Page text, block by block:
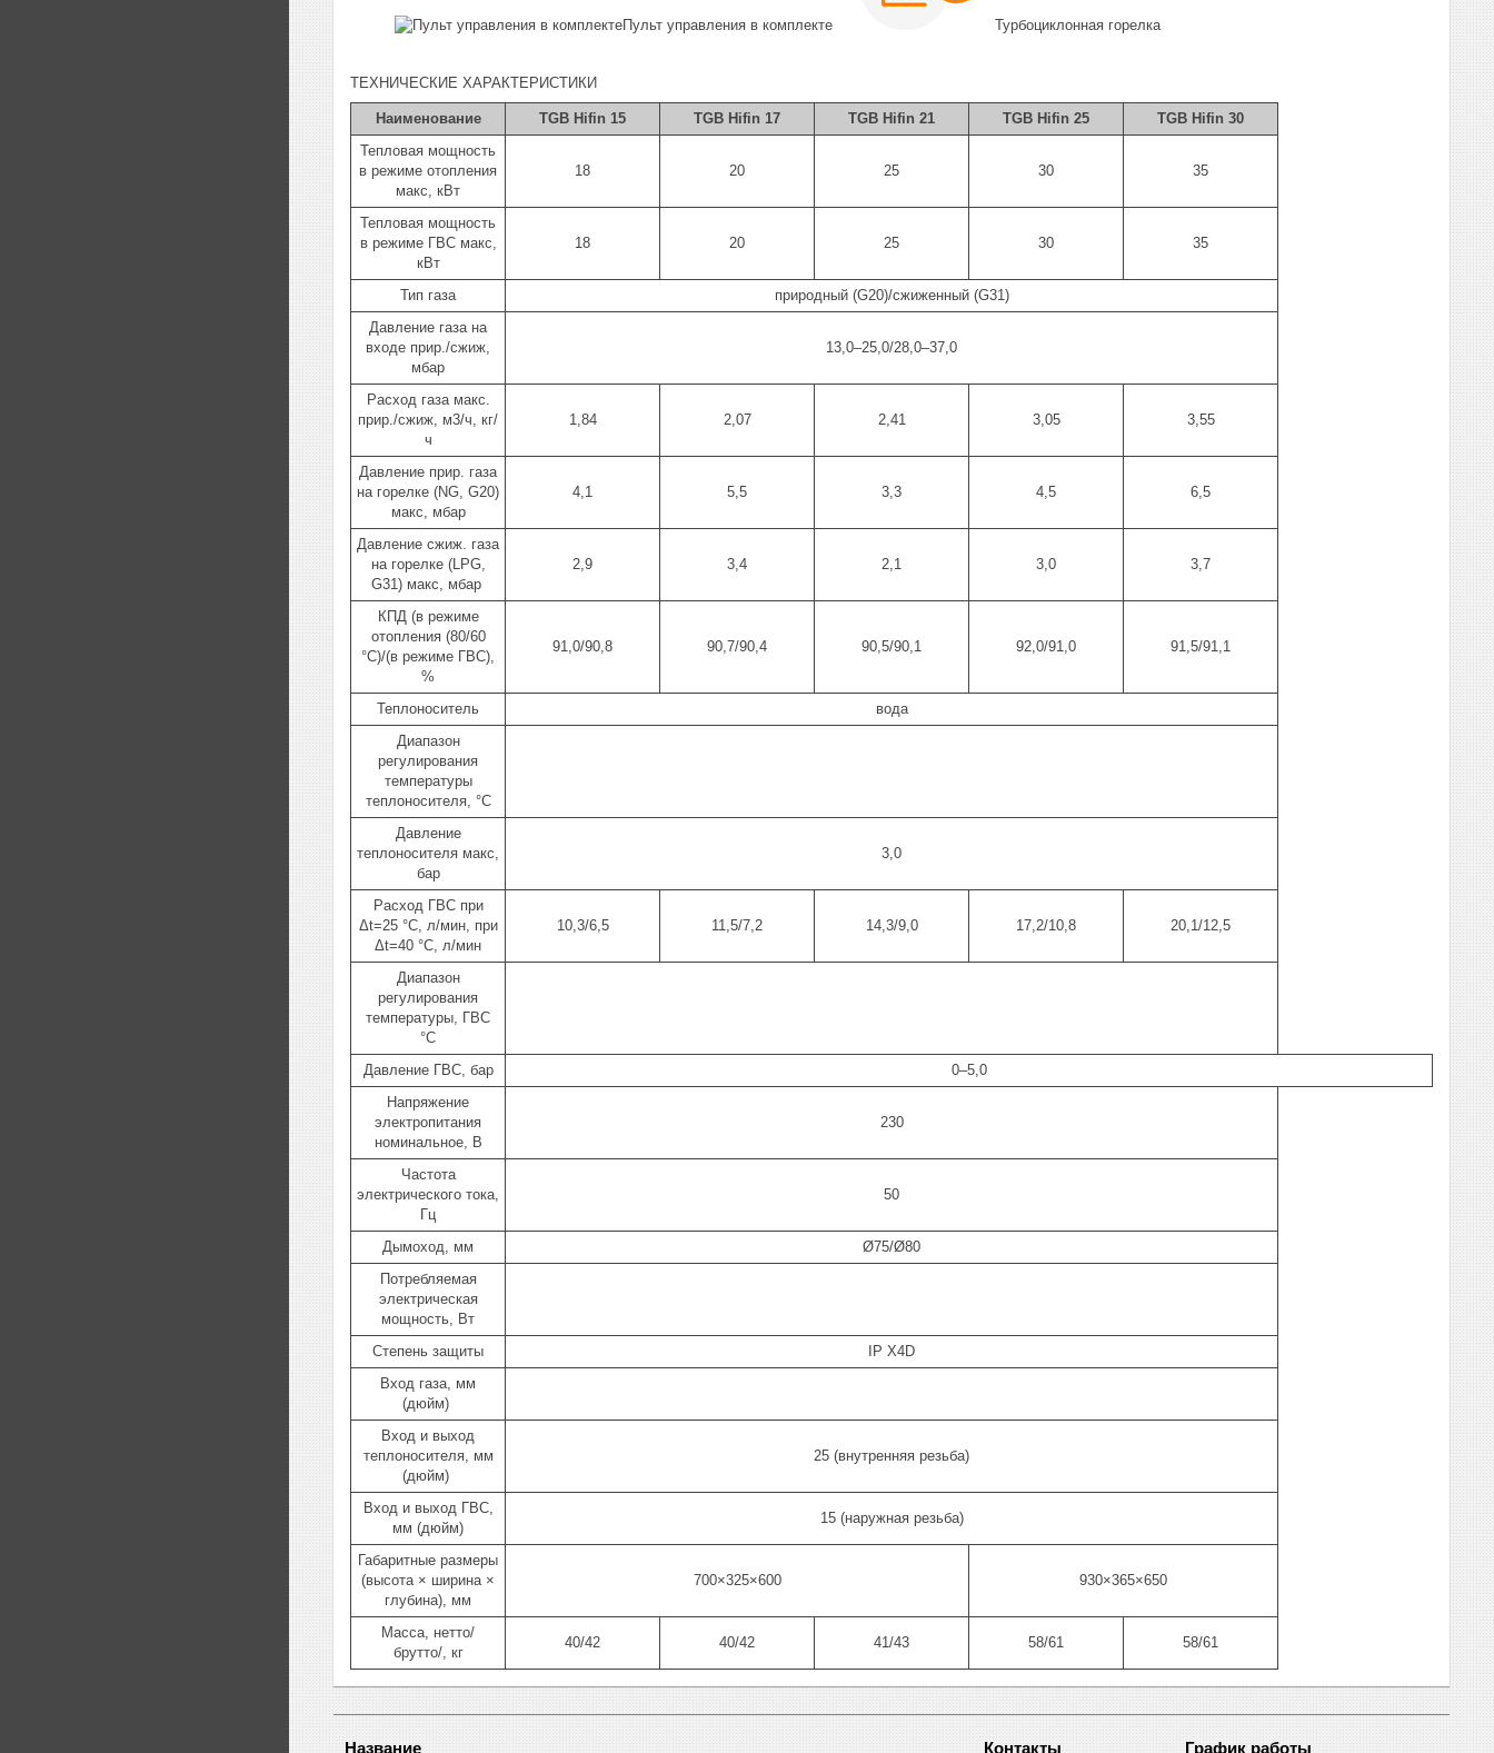
Пульт управления в комплекте Турбоциклонная горелка
ТЕХНИЧЕСКИЕ ХАРАКТЕРИСТИКИ
Наименование TGB Hifin 15 TGB Hifin 17 TGB Hifin 21 TGB Hifin 25
TGB Hifin 30
Тепловая мощность
в режиме отопления
макс, кВт
18 20 25 30 35
Тепловая мощность
в режиме ГВС макс,
кВт
18 20 25 30 35
Тип газа
природный (G20)/сжиженный (G31)
Давление газа на
входе прир./сжиж,
мбар
13,0–25,0/28,0–37,0
Расход газа макс.
прир./сжиж, м3/ч, кг/
ч
1,84 2,07 2,41 3,05 3,55
Давление прир. газа
на горелке (NG, G20)
макс, мбар
4,1 5,5 3,3 4,5 6,5
Давление сжиж. газа
на горелке (LPG,
G31) макс, мбар
2,9 3,4 2,1 3,0 3,7
КПД (в режиме
отопления (80/60
°C)/(в режиме ГВС),
%
91,0/90,8 90,7/90,4 90,5/90,1 92,0/91,0 91,5/91,1
Теплоноситель
вода
Диапазон
регулирования
температуры
теплоносителя, °C
Давление
теплоносителя макс,
бар
3,0
Расход ГВС при
Δt=25 °C, л/мин, при
Δt=40 °C, л/мин
10,3/6,5 11,5/7,2 14,3/9,0 17,2/10,8 20,1/12,5
Диапазон
регулирования
температуры, ГВС
°C
Давление ГВС, бар
0–5,0
Напряжение
электропитания
номинальное, В
230
Частота
электрического тока,
Гц
50
Дымоход, мм
Ø75/Ø80
Потребляемая
электрическая
мощность, Вт
Степень защиты
IP X4D
Вход газа, мм
(дюйм)
Вход и выход
теплоносителя, мм
(дюйм)
25 (внутренняя резьба)
Вход и выход ГВС,
мм (дюйм)
15 (наружная резьба)
Габаритные размеры
(высота × ширина ×
глубина), мм
700×325×600 930×365×650
Масса, нетто/
брутто/, кг
40/42 40/42 41/43 58/61 58/61
График работы